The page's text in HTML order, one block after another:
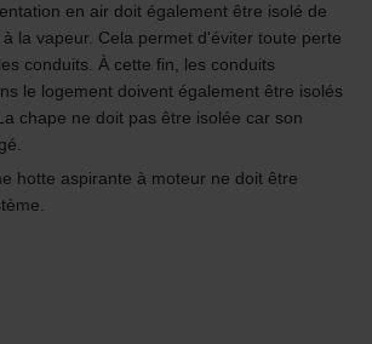
en air doit également être isolé de
la vapeur. Cela permet d'éviter toute perte
conduits. À cette fin, les conduits
le logement doivent également être isolés
chape ne doit pas être isolée car son
hotte aspirante à moteur ne doit être